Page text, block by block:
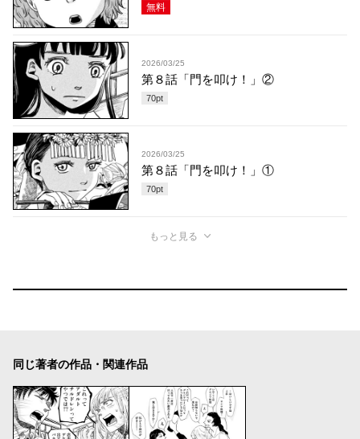
無料
2026/03/25
第８話「門を叩け！」②
70pt
2026/03/25
第８話「門を叩け！」①
70pt
もっと見る
同じ著者の作品・関連作品